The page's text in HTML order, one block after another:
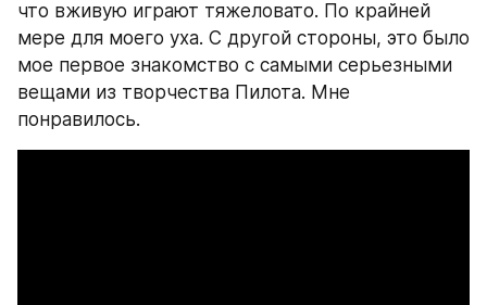
что вживую играют тяжеловато. По крайней
мере для моего уха. С другой стороны, это было
мое первое знакомство с самыми серьезными
вещами из творчества Пилота. Мне
понравилось.